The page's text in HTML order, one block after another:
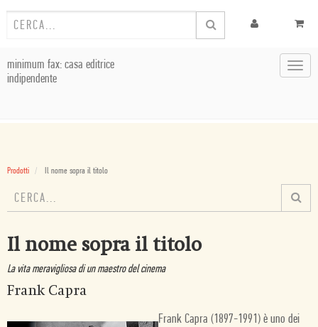
minimum fax: casa editrice
indipendente
Prodotti Il nome sopra il titolo
Il nome sopra il titolo
La vita meravigliosa di un maestro del cinema
Frank Capra
Frank Capra (1897-1991) è uno dei